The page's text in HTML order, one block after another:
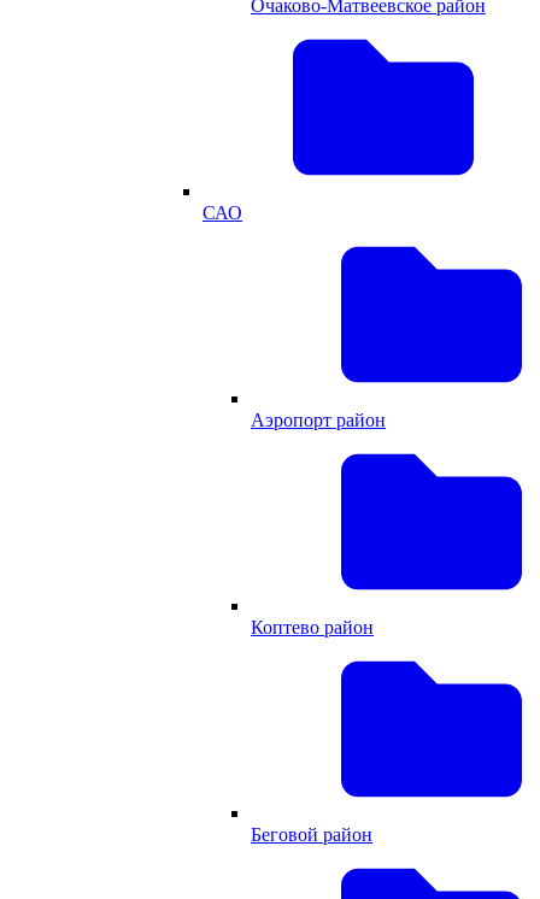
Очаково-Матвеевское район
САО
Аэропорт район
Коптево район
Беговой район